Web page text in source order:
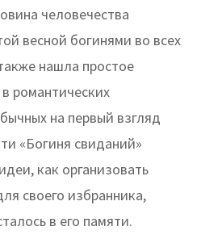
человечества
весной богинями во всех
нашла простое
романтических
на первый взгляд
«Богиня свиданий»
как организовать
своего избранника,
в его памяти.